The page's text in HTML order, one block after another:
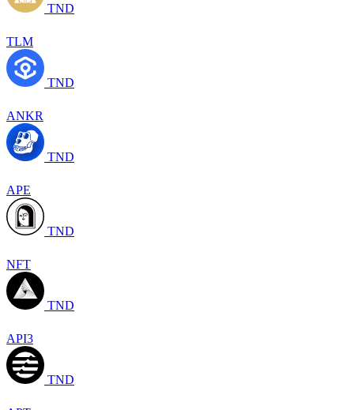
TND
TLM
TND
ANKR
TND
APE
TND
NFT
TND
API3
TND